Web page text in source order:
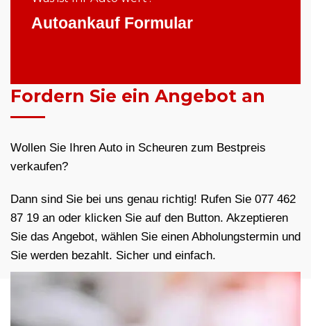
Autoankauf Formular
Fordern Sie ein Angebot an
Wollen Sie Ihren Auto in Scheuren zum Bestpreis
verkaufen?
Dann sind Sie bei uns genau richtig! Rufen Sie 077 462
87 19 an oder klicken Sie auf den Button. Akzeptieren
Sie das Angebot, wählen Sie einen Abholungstermin und
Sie werden bezahlt. Sicher und einfach.